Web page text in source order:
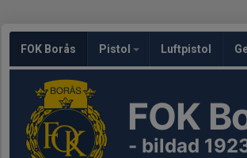
FOK Borås Pistol Luftpistol
FOK
- bildad